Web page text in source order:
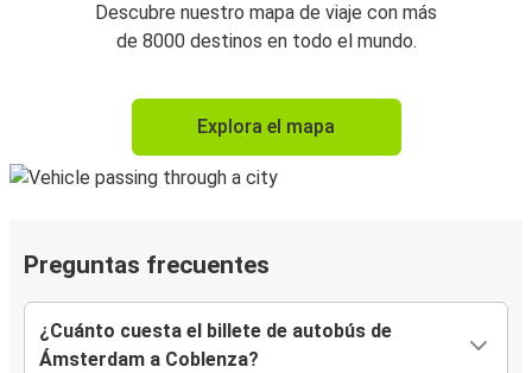
Descubre nuestro mapa de viaje con más
de 8000 destinos en todo el mundo.
Explora el mapa
Preguntas frecuentes
¿Cuánto cuesta el billete de autobús de
Ámsterdam a Coblenza?